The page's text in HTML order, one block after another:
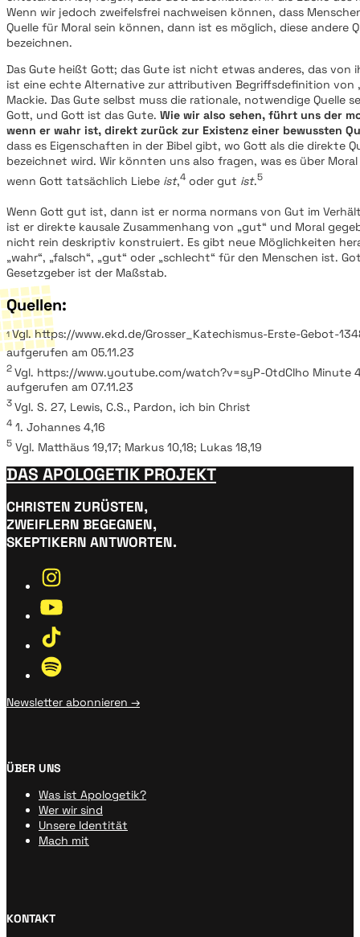
Wenn wir jedoch zweifelsfrei nachweisen können, dass
Quelle für Moral sein können, dann ist es möglich, diese andere
bezeichnen.
Das Gute heißt Gott; das Gute ist nicht etwas anderes, das von
ist eine echte Alternative zur attributiven Begriffsdefinition von
Mackie. Das Gute selbst muss die rationale, notwendige Quelle
Gott, und Gott ist das Gute. Wie wir also sehen, führt uns der
wenn er wahr ist, direkt zurück zur Existenz einer bewussten
dass es Eigenschaften in der Bibel gibt, wo Gott als die direkte
bezeichnet wird. Wir könnten uns also fragen, was es über
wenn Gott tatsächlich Liebe ist,4 oder gut ist.5
Wenn Gott gut ist, dann ist er norma normans von Gut im
ist er direkte kausale Zusammenhang von „gut“ und Moral
nicht rein deskriptiv konstruiert. Es gibt neue Möglichkeiten
„wahr“, „falsch“, „gut“ oder „schlecht“ für den Menschen ist.
Gesetzgeber ist der Maßstab.
Quellen:
1Vgl. https://www.ekd.de/Grosser_Katechismus-Erste-Gebot-
aufgerufen am 05.11.23
2 Vgl. https://www.youtube.com/watch?v=syP-OtdCIho Minute
aufgerufen am 07.11.23
3 Vgl. S. 27, Lewis, C.S., Pardon, ich bin Christ
4 1. Johannes 4,16
5 Vgl. Matthäus 19,17; Markus 10,18; Lukas 18,19
DAS APOLOGETIK PROJEKT
CHRISTEN ZURÜSTEN,
ZWEIFLERN BEGEGNEN,
SKEPTIKERN ANTWORTEN.
Newsletter abonnieren →
ÜBER UNS
Was ist Apologetik?
Wer wir sind
Unsere Identität
Mach mit
KONTAKT